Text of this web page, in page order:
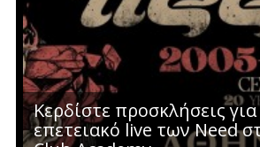
Κερδίστε προσκλήσεις
επετειακό live των Need